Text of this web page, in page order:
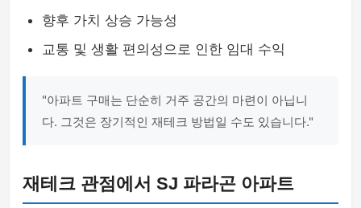
향후 가치 상승 가능성
교통 및 생활 편의성으로 인한 임대 수익
"아파트 구매는 단순히 거주 공간의 마련이 아닙니
다. 그것은 장기적인 재테크 방법일 수도 있습니다."
재테크 관점에서 SJ 파라곤 아파트